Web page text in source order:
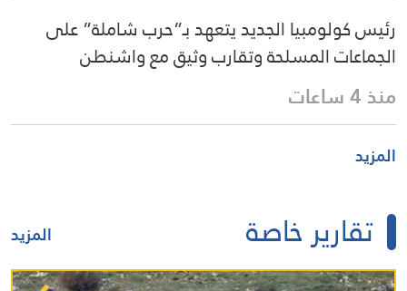
رئيس كولومبيا الجديد يتعهد بـ”حرب شاملة” على
الجماعات المسلحة وتقارب وثيق مع واشنطن
منذ 4 ساعات
المزيد
تقارير خاصة المزيد